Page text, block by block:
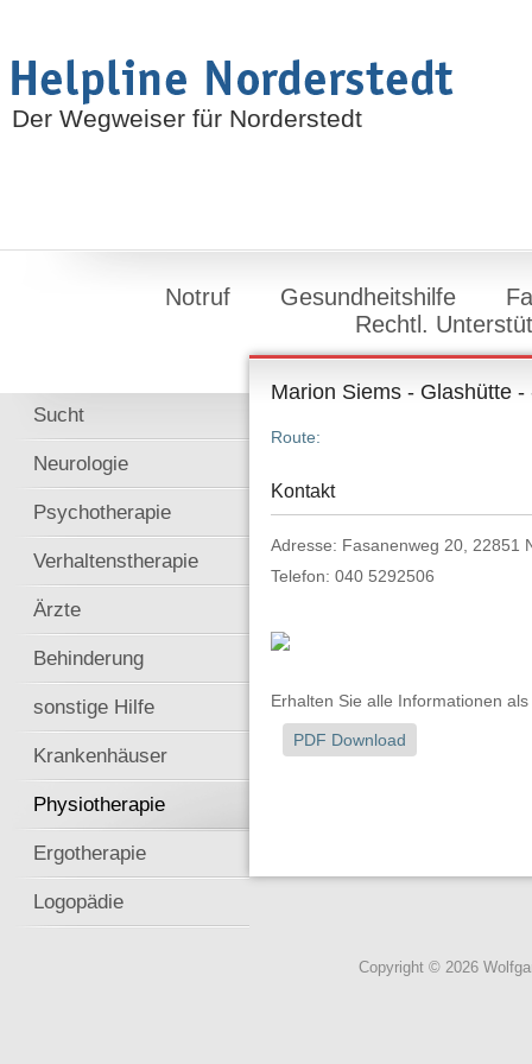
Der Wegweiser für Norderstedt
Notruf Gesundheitshilfe
Rechtl.
Sucht
Neurologie
Psychotherapie
Verhaltenstherapie
Ärzte
Behinderung
sonstige Hilfe
Krankenhäuser
Physiotherapie
Ergotherapie
Logopädie
Marion Siems - Glashütte
Route:
Kontakt
Adresse: Fasanenweg 20, 22851
Telefon: 040 5292506
Erhalten Sie alle Informationen als
PDF Download
Copyright © 2026